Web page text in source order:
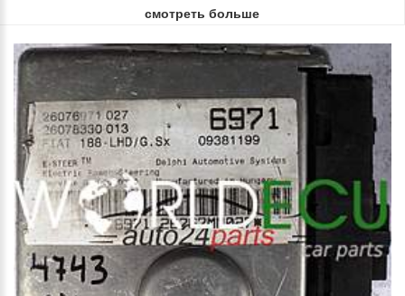
смотреть больше